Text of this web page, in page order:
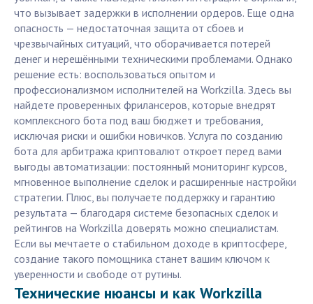
что вызывает задержки в исполнении ордеров. Еще одна
опасность — недостаточная защита от сбоев и
чрезвычайных ситуаций, что оборачивается потерей
денег и нерешёнными техническими проблемами. Однако
решение есть: воспользоваться опытом и
профессионализмом исполнителей на Workzilla. Здесь вы
найдете проверенных фрилансеров, которые внедрят
комплексного бота под ваш бюджет и требования,
исключая риски и ошибки новичков. Услуга по созданию
бота для арбитража криптовалют откроет перед вами
выгоды автоматизации: постоянный мониторинг курсов,
мгновенное выполнение сделок и расширенные настройки
стратегии. Плюс, вы получаете поддержку и гарантию
результата — благодаря системе безопасных сделок и
рейтингов на Workzilla доверять можно специалистам.
Если вы мечтаете о стабильном доходе в криптосфере,
создание такого помощника станет вашим ключом к
уверенности и свободе от рутины.
Технические нюансы и как Workzilla